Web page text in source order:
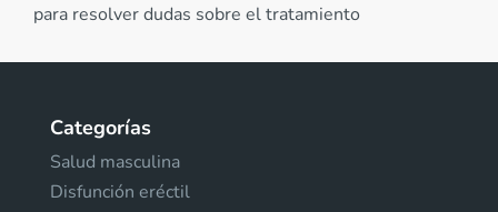
para resolver dudas sobre el tratamiento
Categorías
Salud masculina
Disfunción eréctil